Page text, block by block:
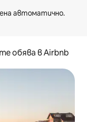
обява в Airbnb